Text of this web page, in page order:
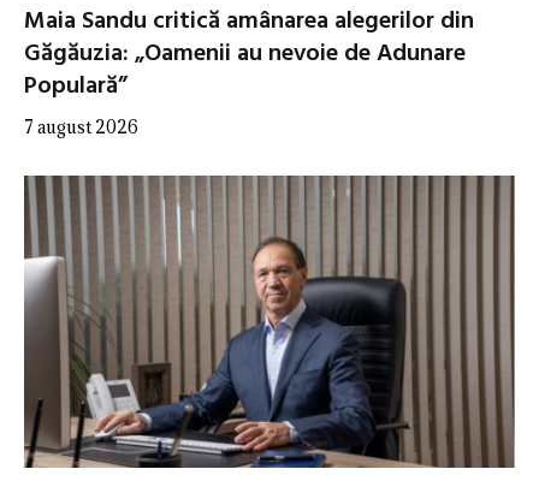
Maia Sandu critică amânarea alegerilor din
Găgăuzia: „Oamenii au nevoie de Adunare
Populară”
7 august 2026